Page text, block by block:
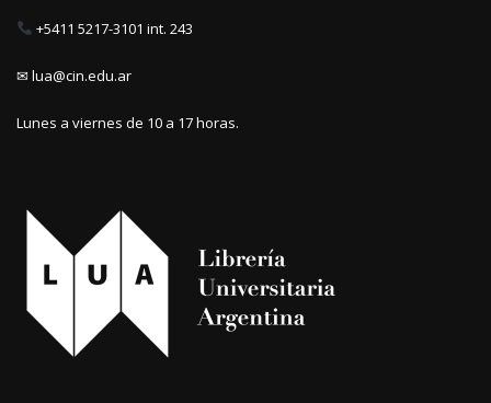
+5411 5217-3101 int. 243
✉ lua@cin.edu.ar
Lunes a viernes de 10 a 17 horas.